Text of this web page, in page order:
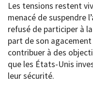
Les tensions restent
menacé de suspendre
refusé de participer à
part de son
contribuer à des
que les États-Unis
leur sécurité.